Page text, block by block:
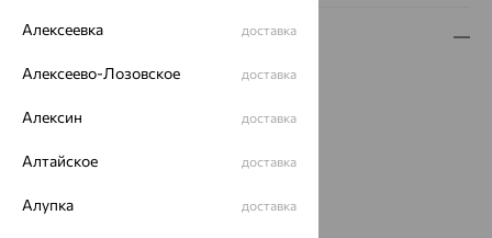
Описание
Вид изделия:полновесные
Плетение:
Металл:
Проба:
Алексеевка доставка
Алексеево-Лозовское доставка
Алексин доставка
Алтайское доставка
Алупка доставка